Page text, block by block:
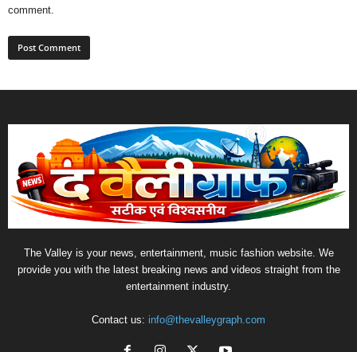
comment.
The Valley is your news, entertainment, music fashion website. We
provide you with the latest breaking news and videos straight from the
entertainment industry.
Contact us: info@thevalleygraph.com